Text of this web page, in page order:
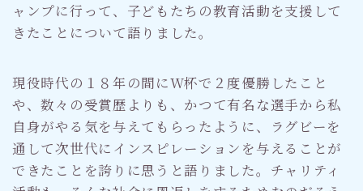
ャンプに行って、子どもたちの教育活動を支援して
きたことについて語りました。
現役時代の１８年の間にW杯で２度優勝したこと
や、数々の受賞歴よりも、かつて有名な選手から私
自身がやる気を与えてもらったように、ラグビーを
通して次世代にインスピレーションを与えることが
できたことを誇りに思うと語りました。チャリティ